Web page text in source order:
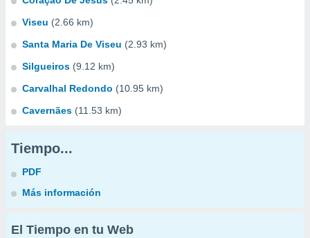
Viseu (2.66 km)
Santa Maria De Viseu (2.93 km)
Silgueiros (9.12 km)
Carvalhal Redondo (10.95 km)
Cavernães (11.53 km)
Tiempo...
PDF
Más información
El Tiempo en tu Web